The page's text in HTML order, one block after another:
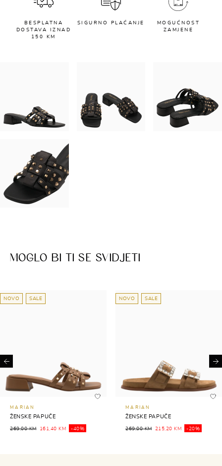
BESPLATNA
DOSTAVA IZNAD
150 KM
SIGURNO PLAĆANJE
MOGUĆNOST
ZAMJENE
MOGLO BI TI SE SVIDJETI
NOVO SALE
MARIAN
ŽENSKE PAPUČE
269,00 KM 161,40 KM -40%
NOVO SALE
MARIAN
ŽENSKE PAPUČE
269,00 KM 215,20 KM -20%
Previous